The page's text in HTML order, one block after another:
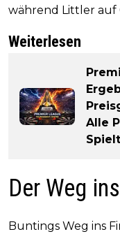
während Littler auf
Weiterlesen
Alle
Der Weg
Buntings Weg ins